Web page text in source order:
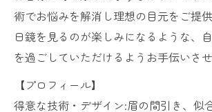
術でお悩みを解消し理想の目元をご提
日鏡を見るのが楽しみになるような、
を過ごしていただけるようお手伝いさ
【プロフィール】
得意な技術・デザイン:眉の間引き、似